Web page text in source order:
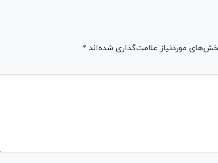
موردنیاز علامت‌گذاری شده‌اند *